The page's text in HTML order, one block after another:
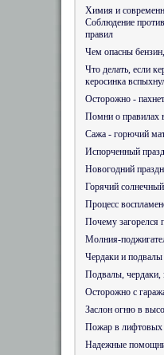
Химия и
Соблюдение
правил
Чем опасны
Что делать, если
керосинка
Осторожно -
Помни о правилах
Сажа - горючий
Испорченный
Новогодний
Горячий
Процесс
Почему загорелся
Молния-
Чердаки и подвалы
Подвалы, чердаки,
Осторожно с
Заслон огню в
Пожар в лифтовых
Надежные